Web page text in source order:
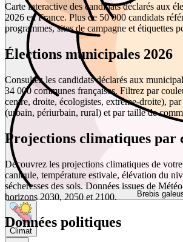
Brebis
Climat
Carte interactive des candidats déclarés aux
2026 en France. Plus de 50 000 candidats
programmes, sites de campagne et étiquettes
Élections municipales 2026
Consultez les candidats déclarés aux
34 000 communes françaises. Filtrez par
centre, droite, écologistes, extrême-droite),
(urbain, périurbain, rural) et par taille de
Projections climatiques par
Découvrez les projections climatiques de
canicule, température estivale, élévation du
sécheresses des sols. Données issues de
horizons 2030, 2050 et 2100.
Données politiques